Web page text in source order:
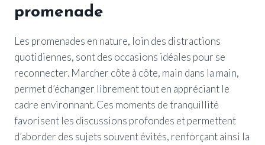
promenade
Les promenades en nature, loin des distractions
quotidiennes, sont des occasions idéales pour se
reconnecter. Marcher côte à côte, main dans la main,
permet d’échanger librement tout en appréciant le
cadre environnant. Ces moments de tranquillité
favorisent les discussions profondes et permettent
d’aborder des sujets souvent évités, renforçant ainsi la